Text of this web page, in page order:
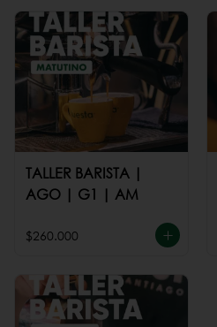
TALLER BARISTA |
AGO | G1 | AM
$260.000